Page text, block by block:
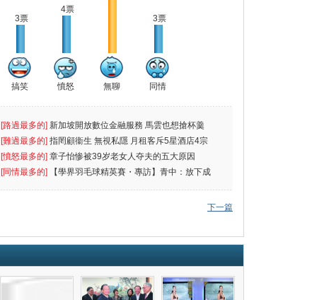
3票
搞笑
4票
憤怒 無聊
3票
同情
[路過最多的] 新加坡開放數位金融服務 馬雲也想搶杯羹
[難過最多的] 指罔顧衞生 無視私隱 月租客斥5星酒店4宗
罪
[憤怒最多的] 章子怡惨被39岁老女人夺夫的五大原因
[同情最多的]
【學界羽毛球精英賽・專訪】青中：放下成
敗
下一篇